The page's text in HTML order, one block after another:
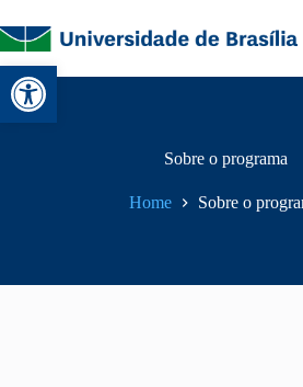
Abrir a barra de
Sobre o programa
Home Sobre o